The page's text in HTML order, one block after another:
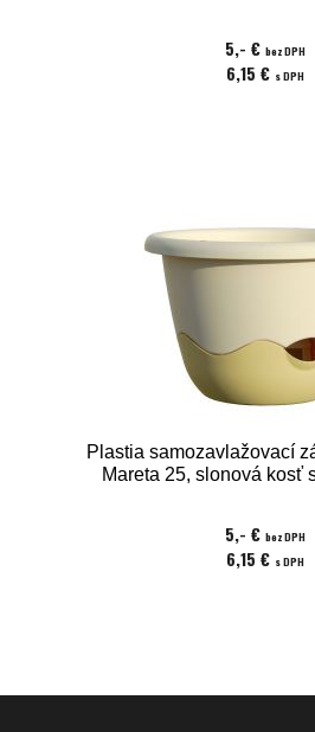
5,- € bez DPH
6,15 € s DPH
Plastia samozavlažovací
Mareta 25, slonová kosť
5,- € bez DPH
6,15 € s DPH